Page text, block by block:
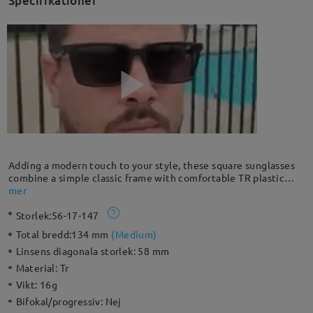
Adding a modern touch to your style, these square sunglasses
combine a simple classic frame with comfortable TR plastic
material, perfect for any sun-packed day.
mer
Storlek:56-17-147
Total bredd:134 mm (Medium)
Linsens diagonala storlek: 58 mm
Material: Tr
Vikt: 16g
Bifokal/progressiv: Nej